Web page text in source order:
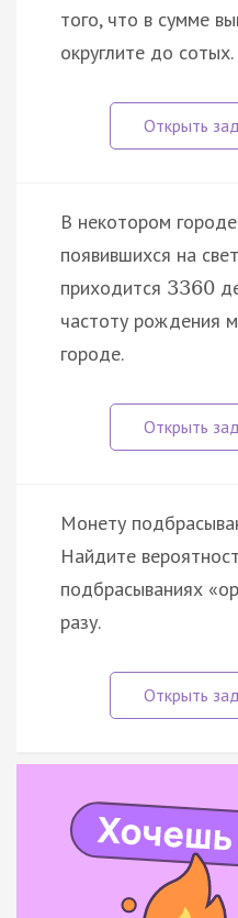
того, что в сумме
округлите до сотых.
В некотором
появившихся на
приходится 3360
частоту рождения
городе.
Монету
Найдите
подбрасываниях
разу.